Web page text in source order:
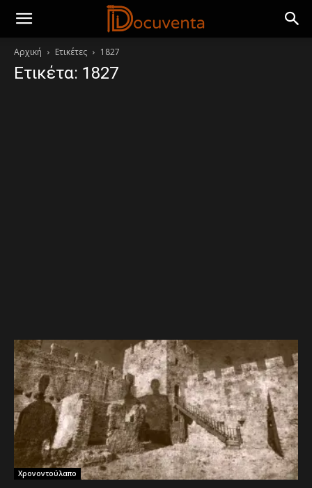
Αρχική Ετικέτες 1827
Ετικέτα: 1827
Χρονοντούλαπο